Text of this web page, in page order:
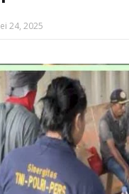
24, 2025